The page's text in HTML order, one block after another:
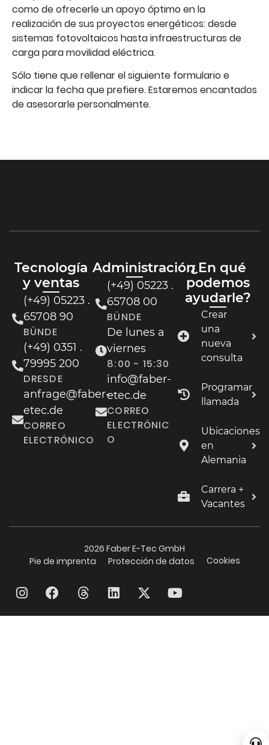
como de ofrecerle un apoyo óptimo en la
realización de sus proyectos energéticos: desde
sistemas fotovoltaicos hasta infraestructuras de
carga para movilidad eléctrica.
Sólo tiene que rellenar el siguiente formulario e
indicar la fecha que prefiere. Estaremos encantados
de asesorarle personalmente.
Tecnología
y ventas
(+49) 05223 .
65708 90
BÜNDE
(+49) 0351 .
79995 200
DRESDE
anfrage@faber-
etec.de
CORREO
ELECTRÓNICO
Administración
(+49) 05223 .
65708 00
BÜNDE
De lunes a
viernes
8:00 - 15:30
info@faber-
etec.de
CORREO
ELECTRÓNIC
O
¿En qué
podemos
ayudarle?
Crear
una
nueva
consulta
Programar
llamada
Ubicaciones
en
Alemania
Carrera +
Vacantes
2026 Faber E-Tec GmbH
Pie de imprenta
Protección de datos Cookies